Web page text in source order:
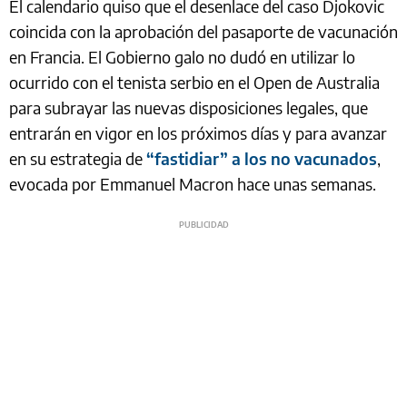
El calendario quiso que el desenlace del caso Djokovic
coincida con la aprobación del pasaporte de vacunación
en Francia. El Gobierno galo no dudó en utilizar lo
ocurrido con el tenista serbio en el Open de Australia
para subrayar las nuevas disposiciones legales, que
entrarán en vigor en los próximos días y para avanzar
en su estrategia de“fastidiar” a los no vacunados,
evocada por Emmanuel Macron hace unas semanas.